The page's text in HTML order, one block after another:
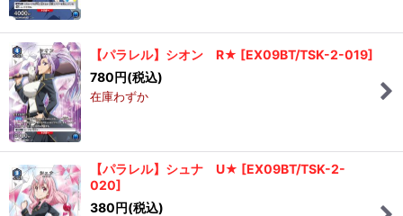
【パラレル】シオン R★ [EX09BT/TSK-2-019]
780円(税込)
在庫わずか
【パラレル】シュナ U★ [EX09BT/TSK-2-
020]
380円(税込)